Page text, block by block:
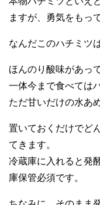
ますが、勇気をもっ
なんだこのハチミツ
ほんのり酸味があっ
一体今まで食べては
ただ甘いだけの水あ
置いておくだけでど
てきます。
冷蔵庫に入れると発
庫保管必須です。